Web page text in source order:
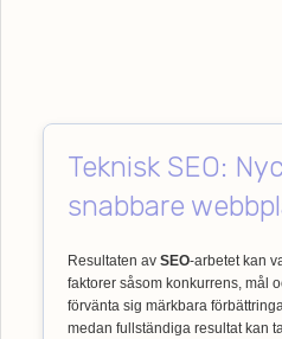
Teknisk SEO:
snabbare
Resultaten av SEO-arbetet kan
faktorer såsom konkurrens, mål
förvänta sig märkbara
medan fullständiga resultat kan